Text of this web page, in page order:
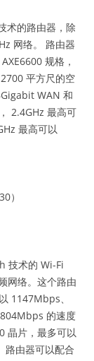
术的路由器，除
网络。 路由器
规格，
平方尺的空
WAN 和
2.4GHz 最高可
最高可以
）
技术的 Wi-Fi
网络。这个路由
1147Mbps、
的速度
晶片，最多可以
路由器可以配合